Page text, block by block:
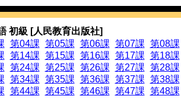
しました。上部の国旗をクリックすることでご覧
書の追加へのリンクを追加しました。
しました。上部の国旗をクリックすることでご覧に
2013年11月のアクセス履歴を追加しました。
版を追加しました。上部の国旗をクリックする
の日本語 初級 第2版 （スリーエーネットワー
2013年10月のアクセス履歴を追加しました。
初級 [人民教育出版社]
第04課 第05課 第06課 第07課 第08課
第14課 第15課 第16課 第17課 第18課
第24課 第25課 第26課 第27課 第28課
第34課 第35課 第36課 第37課 第38課
第44課 第45課 第46課 第47課 第48課